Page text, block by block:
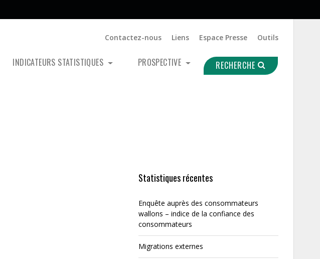
Contactez-nous Liens Espace Presse Outils
INDICATEURS STATISTIQUES PROSPECTIVE RECHERCHE
Statistiques récentes
Enquête auprès des consommateurs
wallons – indice de la confiance des
consommateurs
Migrations externes